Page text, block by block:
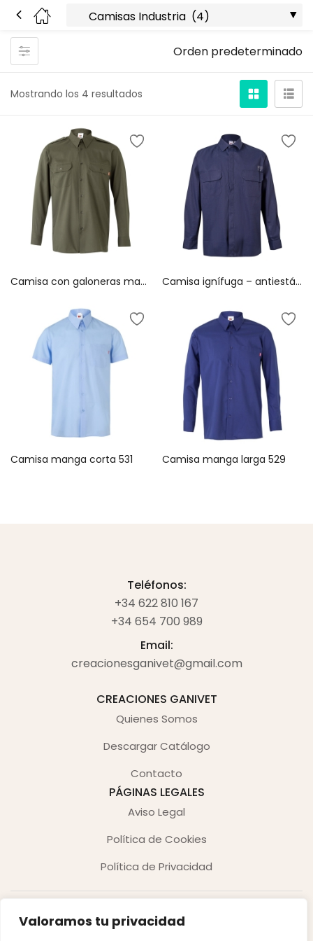
Valoramos tu privacidad
Mostrando los 4 resultados
Orden predeterminado
Camisa con galoneras manga larga 530 Camisa ignífuga – antiestática 605003
Camisa manga corta 531 Camisa manga larga 529
Teléfonos:
+34 622 810 167
+34 654 700 989
Email:
creacionesganivet@gmail.com
CREACIONES GANIVET
Quienes Somos
Descargar Catálogo
Contacto
PÁGINAS LEGALES
Aviso Legal
Política de Cookies
Política de Privacidad